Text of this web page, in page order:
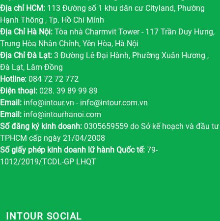
Địa chỉ HCM: 113 Đường số 1 khu dân cư Cityland, Phường
Hạnh Thông , Tp. Hồ Chí Minh
Địa Chỉ Hà Nội: Tòa nhà Charmvit Tower - 117 Trần Duy Hưng,
Trung Hòa Nhân Chính, Yên Hòa, Hà Nội
Địa Chỉ Đà Lạt: 3 Đường Lê Đại Hành, Phường Xuân Hương ,
Đà Lạt, Lâm Đồng
Hotline: 084 72 72 772
Điện thoại: 028. 39 89 99 89
Email: info@intour.vn - info@intour.com.vn
Email: info@intourhanoi.com
Số đăng ký kinh doanh: 0305659559 do Sở kế hoạch và đầu tư
TPHCM cấp ngày 21/04/2008
Số giấy phép kinh doanh lữ hành Quốc tế: 79-
1012/2019/TCDL-GP LHQT
INTOUR SOCIAL